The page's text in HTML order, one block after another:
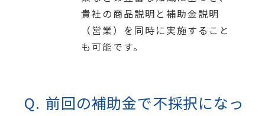
貴社の商品説明と補助金説明
（営業）を同時に実施すること
も可能です。
前回の補助金で不採択になっ